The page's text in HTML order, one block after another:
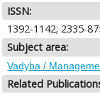
ISSN:
1392-1142; 2335-
Subject area:
Vadyba /
Related